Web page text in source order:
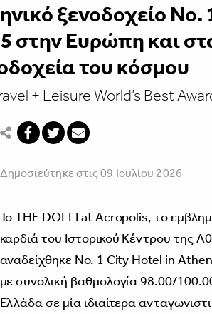
ξενοδοχείο
στην Ευρώπη και
του κόσμου
+ Leisure World’s Best
Δημοσιεύτηκε στις 09 Ιουλίου 2026
Το THE DOLLI at Acropolis, το
καρδιά του Ιστορικού Κέντρου της
αναδείχθηκε No. 1 City Hotel in
με συνολική βαθμολογία 98.00/
Ελλάδα σε μία ιδιαίτερα